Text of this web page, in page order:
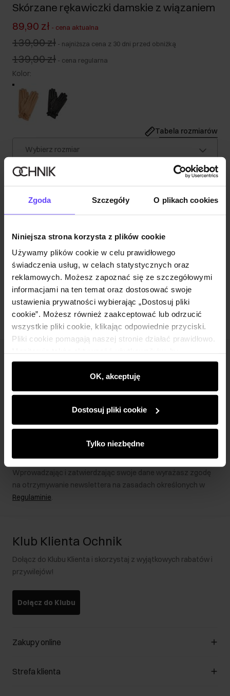
Zgoda Szczegóły O plikach cookies
Niniejsza strona korzysta z plików cookie
Używamy plików cookie w celu prawidłowego
świadczenia usług, w celach statystycznych oraz
reklamowych. Możesz zapoznać się ze szczegółowymi
informacjami na ten temat oraz dostosować swoje
ustawienia prywatności wybierając „Dostosuj pliki
cookie”. Możesz również zaakceptować lub odrzucić
wszystkie pliki cookie, klikając odpowiednie przyciski.
Pliki cookie pomagają naszej stronie działać prawidłowo.
wyświetlać im dopasowane do ich preferencji treści,
rekomendacje oraz komunikaty reklamowe informujące o
najnowszych promocjach w e-sklepie. Informacje o tym,
partnerom społecznościowym, reklamowym i
analitycznym. Partnerzy mogą połączyć te informacje z
podczas korzystania z ich usług.
OK, akceptuję
Dostosuj pliki cookie
Tylko niezbędne
Skórzane rękawiczki damskie z wiązaniem
89,90 zł - cena aktualna
139,90 zł - najniższa cena z 30 dni przed obniżką
139,90 zł - cena regularna
Kolor:
Tabela rozmiarów
Wybierz rozmiar
Wysyłka w 1 dzień roboczy
Opis produktu
Skład
Opinie
Newsletter
Bądź na bieżąco z nowościami i promocjami!
Zapisz się
Wprowadzając i zatwierdzając swoje dane wyrażasz zgodę
na otrzymywanie newslettera na zasadach określonych w
Regulaminie.
Klub Klienta Ochnik
Dołącz do Klubu Klienta i skorzystaj z wyjątkowych rabatów i
przywilejów!
Dołącz do Klubu
Zakupy online
Zarządzaj cookies
Strefa klienta